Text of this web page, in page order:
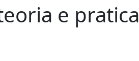
e pratica